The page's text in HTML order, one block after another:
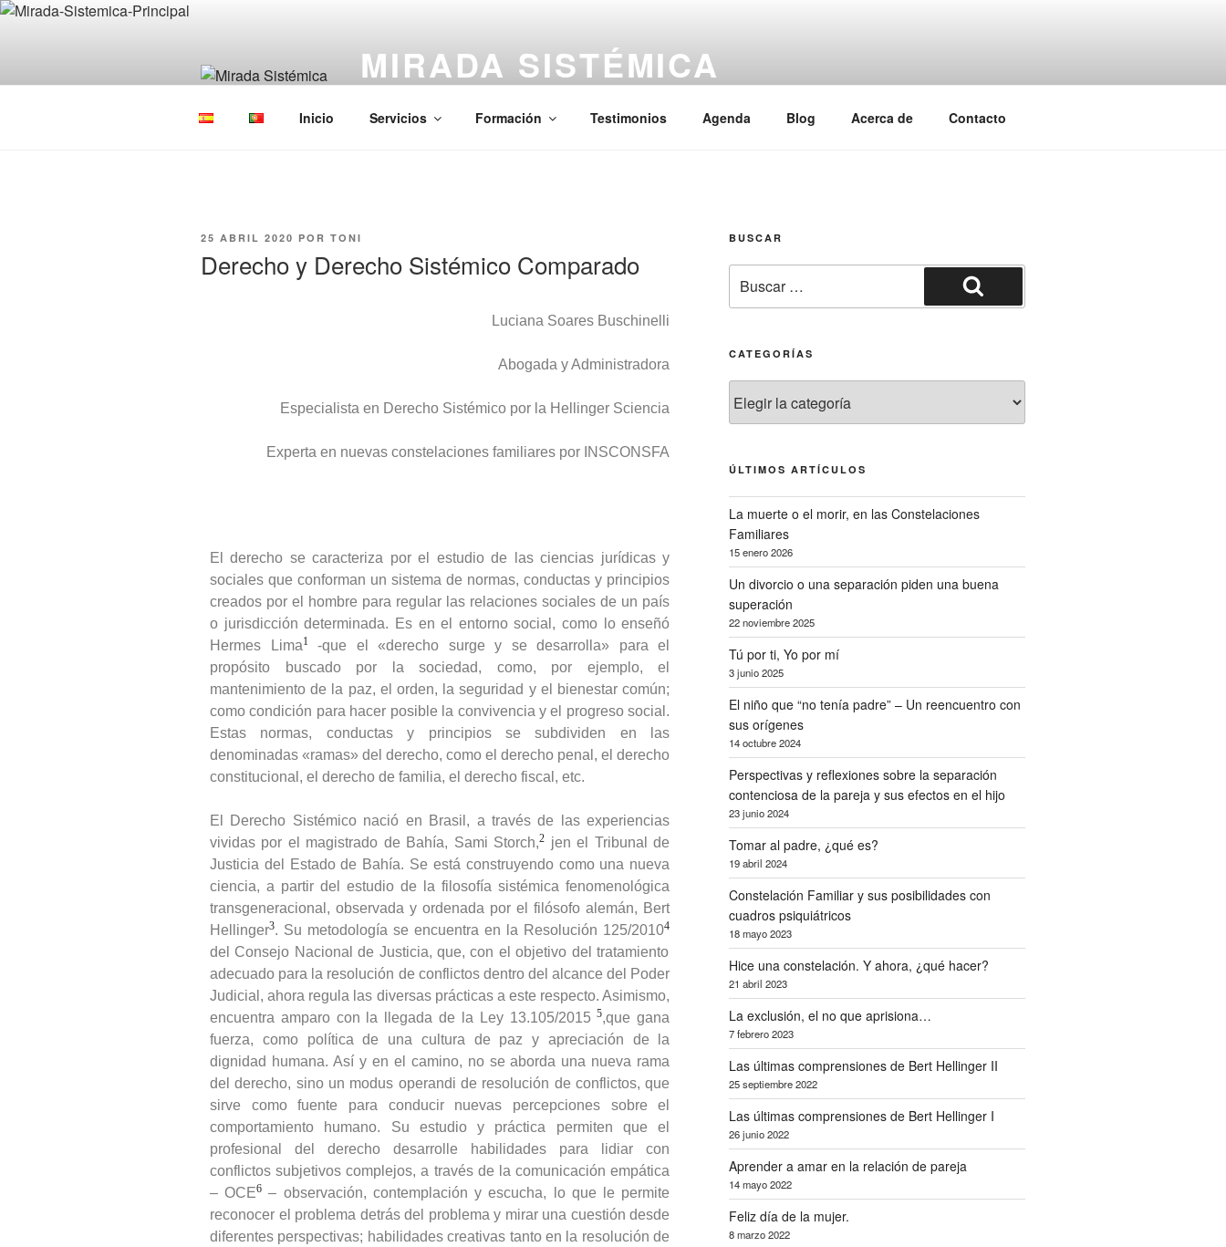
MIRADA SISTÉMICA
Inicio Servicios Formación Testimonios Agenda Blog Acerca de Contacto
25 ABRIL 2020 POR TONI
Derecho y Derecho Sistémico Comparado
Luciana Soares Buschinelli
Abogada y Administradora
Especialista en Derecho Sistémico por la Hellinger Sciencia
Experta en nuevas constelaciones familiares por INSCONSFA
El derecho se caracteriza por el estudio de las ciencias jurídicas y
sociales que conforman un sistema de normas, conductas y principios
creados por el hombre para regular las relaciones sociales de un país
o jurisdicción determinada. Es en el entorno social, como lo enseñó
Hermes Lima1
-que el «derecho surge y se desarrolla» para el
propósito buscado por la sociedad, como, por ejemplo, el
mantenimiento de la paz, el orden, la seguridad y el bienestar común;
como condición para hacer posible la convivencia y el progreso social.
Estas normas, conductas y principios se subdividen en las
denominadas «ramas» del derecho, como el derecho penal, el derecho
constitucional, el derecho de familia, el derecho fiscal, etc.
El Derecho Sistémico nació en Brasil, a través de las experiencias
vividas por el magistrado de Bahía, Sami Storch,2 jen el Tribunal de
Justicia del Estado de Bahía. Se está construyendo como una nueva
ciencia, a partir del estudio de la filosofía sistémica fenomenológica
transgeneracional, observada y ordenada por el filósofo alemán, Bert
Hellinger3. Su metodología se encuentra en la Resolución 125/20104
del Consejo Nacional de Justicia, que, con el objetivo del tratamiento
adecuado para la resolución de conflictos dentro del alcance del Poder
Judicial, ahora regula las diversas prácticas a este respecto. Asimismo,
encuentra amparo con la llegada de la Ley 13.105/20155,que gana
fuerza, como política de una cultura de paz y apreciación de la
dignidad humana. Así y en el camino, no se aborda una nueva rama
del derecho, sino un modus operandi de resolución de conflictos, que
sirve como fuente para conducir nuevas percepciones sobre el
comportamiento humano. Su estudio y práctica permiten que el
profesional del derecho desarrolle habilidades para lidiar con
conflictos subjetivos complejos, a través de la comunicación empática
– OCE6 – observación, contemplación y escucha, lo que le permite
reconocer el problema detrás del problema y mirar una cuestión desde
diferentes perspectivas; habilidades creativas tanto en la resolución de
BUSCAR
CATEGORÍAS
ÚLTIMOS ARTÍCULOS
La muerte o el morir, en las Constelaciones
Familiares
15 enero 2026
Un divorcio o una separación piden una buena
superación
22 noviembre 2025
Tú por ti, Yo por mí
3 junio 2025
El niño que “no tenía padre” – Un reencuentro con
sus orígenes
14 octubre 2024
Perspectivas y reflexiones sobre la separación
contenciosa de la pareja y sus efectos en el hijo
23 junio 2024
Tomar al padre, ¿qué es?
19 abril 2024
Constelación Familiar y sus posibilidades con
cuadros psiquiátricos
18 mayo 2023
Hice una constelación. Y ahora, ¿qué hacer?
21 abril 2023
La exclusión, el no que aprisiona…
7 febrero 2023
Las últimas comprensiones de Bert Hellinger II
25 septiembre 2022
Las últimas comprensiones de Bert Hellinger I
26 junio 2022
Aprender a amar en la relación de pareja
14 mayo 2022
Feliz día de la mujer.
8 marzo 2022